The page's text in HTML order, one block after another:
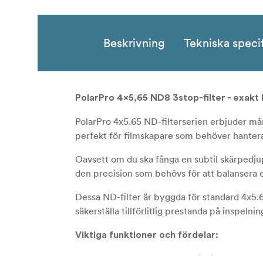
Beskrivning Tekniska
PolarPro 4x5,65 ND8 3stop-filter -
PolarPro 4x5.65 ND-filterserien erbjuder
perfekt för filmskapare som behöver
Oavsett om du ska fånga en subtil
den precision som behövs för att balansera
Dessa ND-filter är byggda för standard
säkerställa tillförlitlig prestanda på
Viktiga funktioner och fördelar:
** Brett utbud av stopp (1-7):** Välj